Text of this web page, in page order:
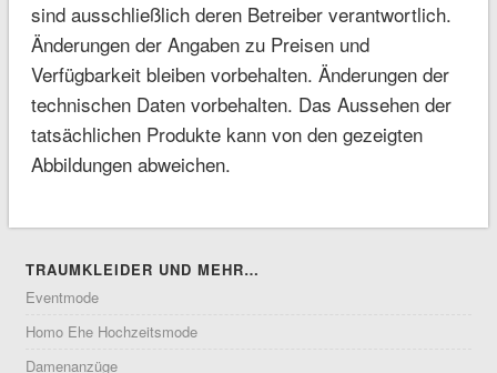
sind ausschließlich deren Betreiber verantwortlich.
Änderungen der Angaben zu Preisen und
Verfügbarkeit bleiben vorbehalten. Änderungen der
technischen Daten vorbehalten. Das Aussehen der
tatsächlichen Produkte kann von den gezeigten
Abbildungen abweichen.
TRAUMKLEIDER UND MEHR…
Eventmode
Homo Ehe Hochzeitsmode
Damenanzüge